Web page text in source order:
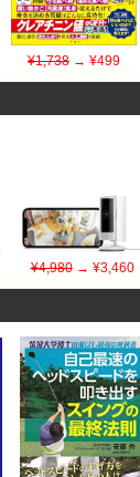
¥1,738 → ¥499
¥4,980→ ¥3,460